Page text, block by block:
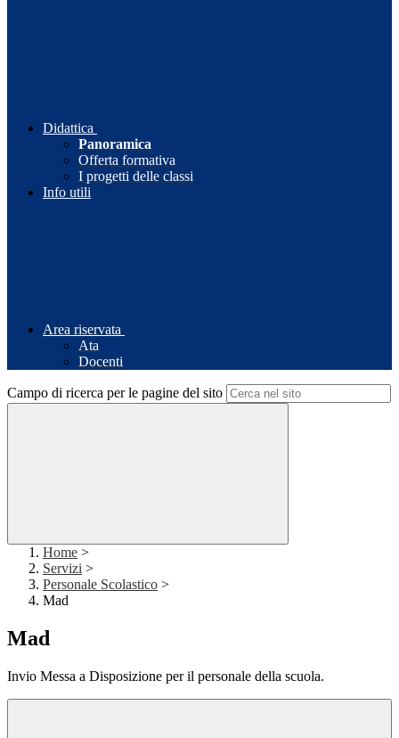
Didattica
Panoramica
Offerta formativa
I progetti delle classi
Info utili
Area riservata
Ata
Docenti
Campo di ricerca per le pagine del sito
Home >
Servizi >
Personale Scolastico >
Mad
Mad
Invio Messa a Disposizione per il personale della scuola.